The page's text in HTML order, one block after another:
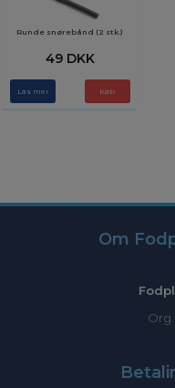
Runde snørebånd (2 stk.)
49 DKK
Läs mer Køb
Om